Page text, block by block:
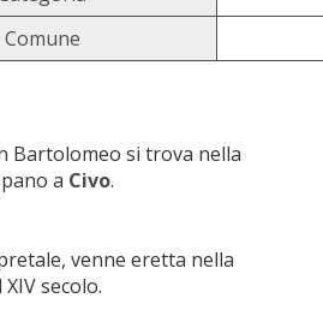
Comune
Bartolomeo si trova nella
a Civo.
venne eretta nella
secolo.